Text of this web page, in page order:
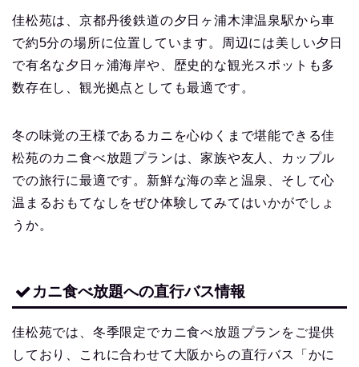
佳松苑は、京都丹後鉄道の夕日ヶ浦木津温泉駅から車
で約5分の場所に位置しています。周辺には美しい夕日
で有名な夕日ヶ浦海岸や、歴史的な観光スポットも多
数存在し、観光拠点としても最適です。
冬の味覚の王様であるカニを心ゆくまで堪能できる佳
松苑のカニ食べ放題プランは、家族や友人、カップル
での旅行に最適です。新鮮な海の幸と温泉、そして心
温まるおもてなしをぜひ体験してみてはいかがでしょ
うか。
カニ食べ放題への直行バス情報
佳松苑では、冬季限定でカニ食べ放題プランをご提供
しており、これに合わせて大阪からの直行バス「かに